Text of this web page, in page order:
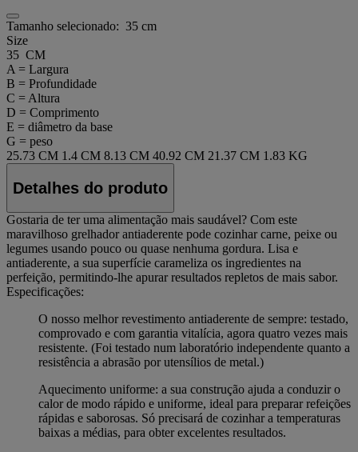
Tamanho selecionado: 35 cm
Size
35 CM
A = Largura
B = Profundidade
C = Altura
D = Comprimento
E = diâmetro da base
G = peso
25.73 CM 1.4 CM 8.13 CM 40.92 CM 21.37 CM 1.83 KG
Detalhes do produto
Gostaria de ter uma alimentação mais saudável? Com este
maravilhoso grelhador antiaderente pode cozinhar carne, peixe ou
legumes usando pouco ou quase nenhuma gordura. Lisa e
antiaderente, a sua superfície carameliza os ingredientes na
perfeição, permitindo-lhe apurar resultados repletos de mais sabor.
Especificações:
O nosso melhor revestimento antiaderente de sempre: testado,
comprovado e com garantia vitalícia, agora quatro vezes mais
resistente. (Foi testado num laboratório independente quanto a
resistência a abrasão por utensílios de metal.)
Aquecimento uniforme: a sua construção ajuda a conduzir o
calor de modo rápido e uniforme, ideal para preparar refeições
rápidas e saborosas. Só precisará de cozinhar a temperaturas
baixas a médias, para obter excelentes resultados.